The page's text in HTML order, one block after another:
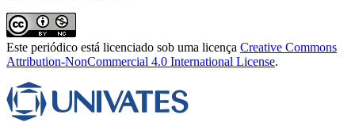
Este periódico está licenciado sob uma licença Creative Commons
Attribution-NonCommercial 4.0 International License.